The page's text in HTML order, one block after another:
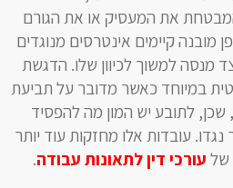
את המעסיק או את הגורם
מובנה קיימים אינטרסים מנוגדים
מנסה למשוך לכיוון שלו. הדגשת
במיוחד כאשר מדובר על תביעת
שכן, לתובע יש המון מה להפסיד
עובדות אלו מחזקות עוד יותר
של עורכי דיןלתאונות עבודה.